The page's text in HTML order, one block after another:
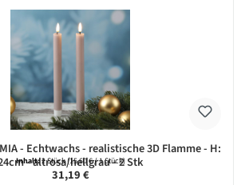
- Echtwachs - realistische 3D Flamme - H:
- altrosa/hellgrau - 2 Stk
Inhalt:2 Stück(15,60 € / 1 Stück)
Regulärer Preis:
31,19 €